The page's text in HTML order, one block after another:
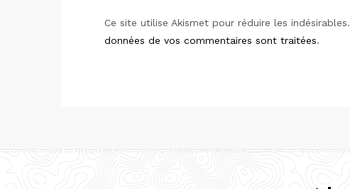
Ce site utilise Akismet pour réduire les indésirables.
données de vos commentaires sont traitées.